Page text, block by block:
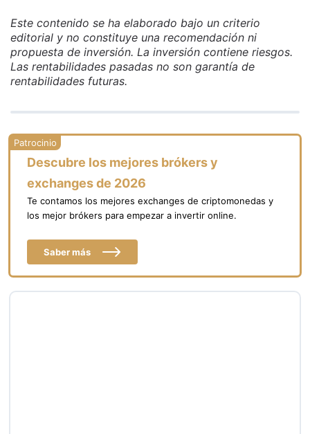
Este contenido se ha elaborado bajo un criterio
editorial y no constituye una recomendación ni
propuesta de inversión. La inversión contiene riesgos.
Las rentabilidades pasadas no son garantía de
rentabilidades futuras.
Descubre los mejores brókers y
exchanges de 2026
Te contamos los mejores exchanges de criptomonedas y
los mejor brókers para empezar a invertir online.
Saber más